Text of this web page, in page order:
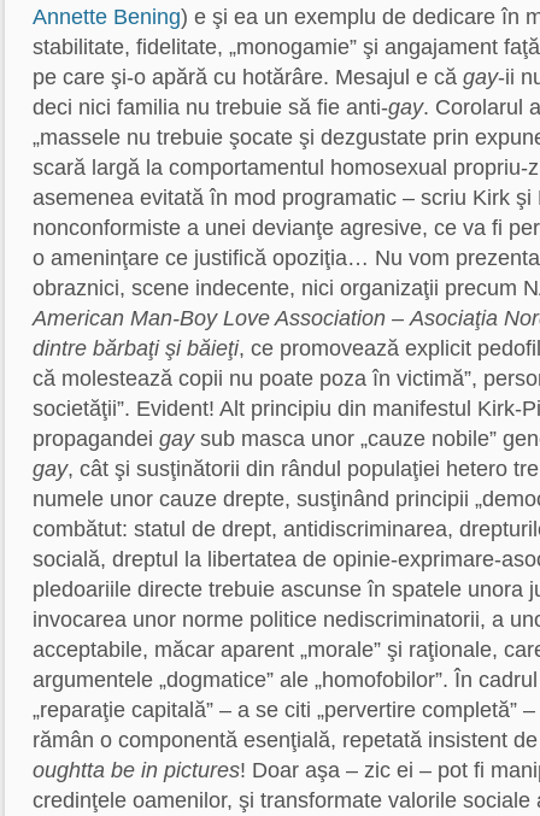
Annette Bening) e şi ea un exemplu de dedicare în
stabilitate, fidelitate, „monogamie” şi angajament
pe care şi-o apără cu hotărâre. Mesajul e că gay-ii
deci nici familia nu trebuie să fie anti-gay. Corolarul
„massele nu trebuie şocate şi dezgustate prin
scară largă la comportamentul homosexual propriu-
asemenea evitată în mod programatic – scriu Kirk
nonconformiste a unei devianţe agresive, ce va fi
o ameninţare ce justifică opoziţia… Nu vom
obraznici, scene indecente, nici organizaţii precum
American Man-Boy Love Association – Asociaţia
dintre bărbaţi şi băieţi, ce promovează explicit
că molestează copii nu poate poza în victimă”,
societăţii”. Evident! Alt principiu din manifestul Kirk-
propagandei gaysub masca unor „cauze nobile”
gay, cât şi susţinătorii din rândul populaţiei hetero
numele unor cauze drepte, susţinând principii
combătut: statul de drept, antidiscriminarea,
socială, dreptul la libertatea de opinie-exprimare-
pledoariile directe trebuie ascunse în spatele unora
invocarea unor norme politice nediscriminatorii, a
acceptabile, măcar aparent „morale” şi raţionale,
argumentele „dogmatice” ale „homofobilor”. În
„reparaţie capitală” – a se citi „pervertire completă”
rămân o componentă esenţială, repetată insistent
oughtta be in pictures! Doar aşa – zic ei – pot fi
credinţele oamenilor, şi transformate valorile sociale